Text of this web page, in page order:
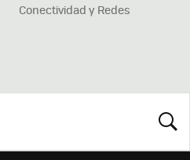
Conectividad y Redes